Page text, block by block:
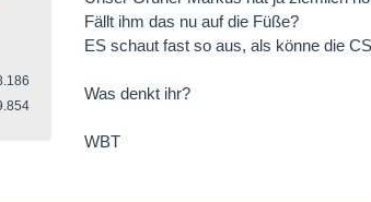
Fällt ihm das nu auf die Füße?
ES schaut fast so aus, als könne die
Was denkt ihr?
WBT